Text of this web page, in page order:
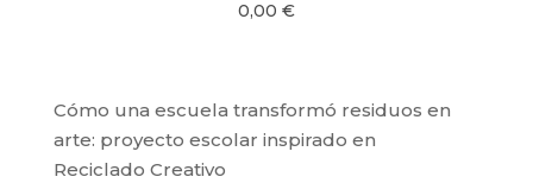
0,00 €
Cómo una escuela transformó residuos en
arte: proyecto escolar inspirado en
Reciclado Creativo